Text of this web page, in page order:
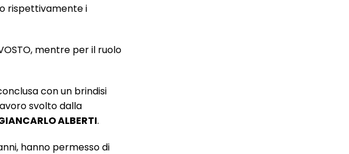
rispettivamente i
mentre per il ruolo
con un brindisi
svolto dalla
ALBERTI.
hanno permesso di